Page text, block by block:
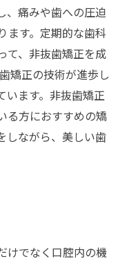
、痛みや歯への圧迫
ます。定期的な歯科
て、非抜歯矯正を成
矯正の技術が進歩し
います。非抜歯矯正
る方におすすめの矯
しながら、美しい歯
けでなく口腔内の機